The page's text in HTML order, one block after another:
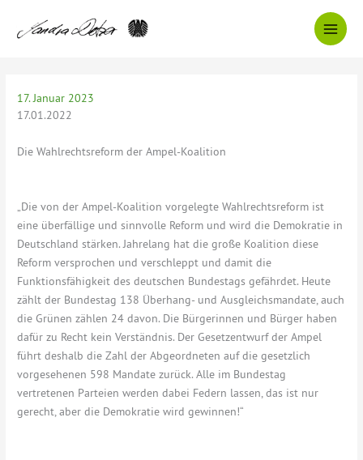
Inhalt
17. Januar 2023
17.01.2022
Die Wahlrechtsreform der Ampel-Koalition
„Die von der Ampel-Koalition vorgelegte Wahlrechtsreform ist
eine überfällige und sinnvolle Reform und wird die Demokratie in
Deutschland stärken. Jahrelang hat die große Koalition diese
Reform versprochen und verschleppt und damit die
Funktionsfähigkeit des deutschen Bundestags gefährdet. Heute
zählt der Bundestag 138 Überhang- und Ausgleichsmandate, auch
die Grünen zählen 24 davon. Die Bürgerinnen und Bürger haben
dafür zu Recht kein Verständnis. Der Gesetzentwurf der Ampel
führt deshalb die Zahl der Abgeordneten auf die gesetzlich
vorgesehenen 598 Mandate zurück. Alle im Bundestag
vertretenen Parteien werden dabei Federn lassen, das ist nur
gerecht, aber die Demokratie wird gewinnen!“